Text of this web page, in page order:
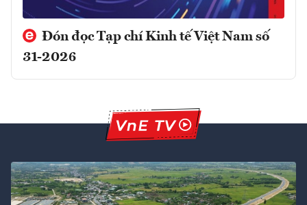
Đón đọc Tạp chí Kinh tế Việt Nam số
31-2026